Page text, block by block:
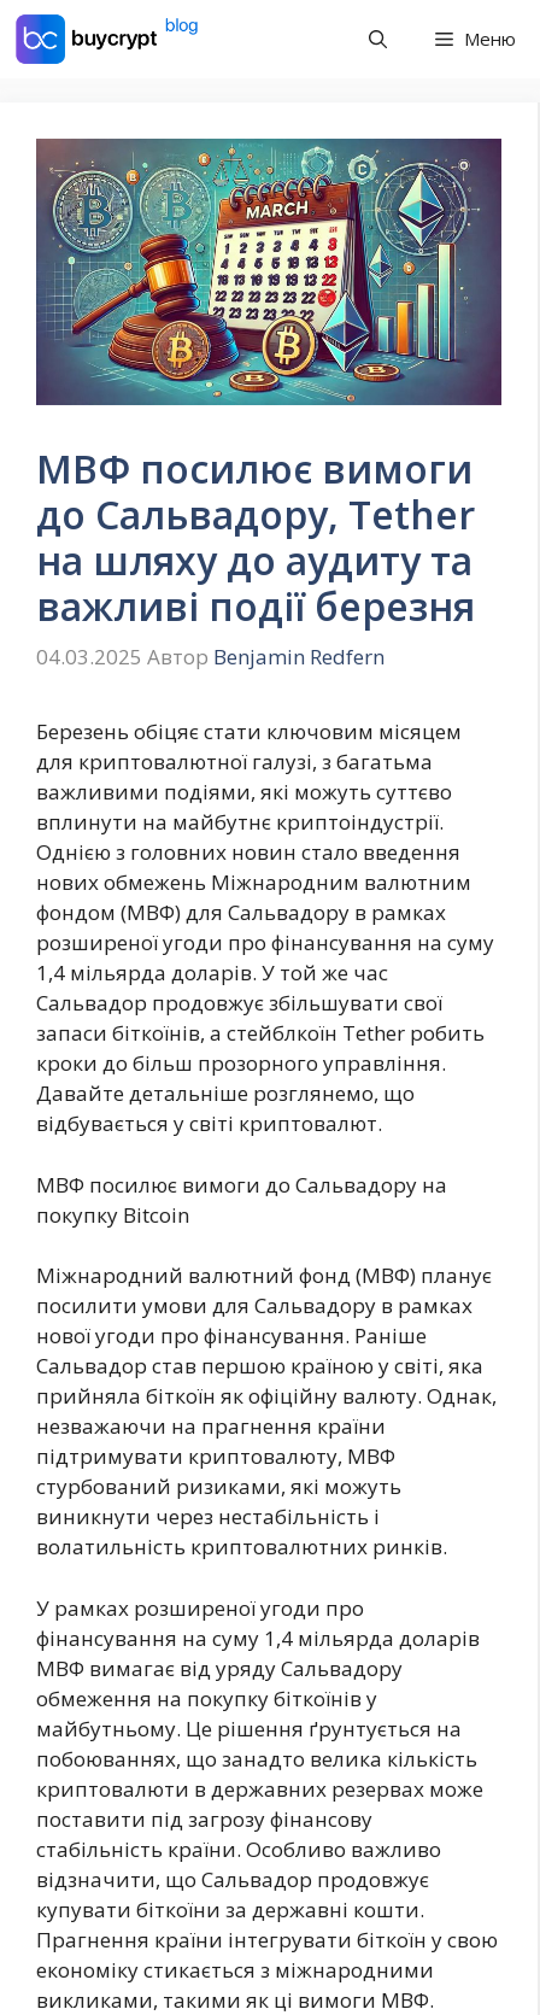
Перейти
до
Меню
МВФ посилює вимоги
до Сальвадору, Tether
на шляху до аудиту та
важливі події березня
04.03.2025 Автор Benjamin Redfern
Березень обіцяє стати ключовим місяцем
для криптовалютної галузі, з багатьма
важливими подіями, які можуть суттєво
вплинути на майбутнє криптоіндустрії.
Однією з головних новин стало введення
нових обмежень Міжнародним валютним
фондом (МВФ) для Сальвадору в рамках
розширеної угоди про фінансування на суму
1,4 мільярда доларів. У той же час
Сальвадор продовжує збільшувати свої
запаси біткоїнів, а стейблкоїн Tether робить
кроки до більш прозорного управління.
Давайте детальніше розглянемо, що
відбувається у світі криптовалют.
МВФ посилює вимоги до Сальвадору на
покупку Bitcoin
Міжнародний валютний фонд (МВФ) планує
посилити умови для Сальвадору в рамках
нової угоди про фінансування. Раніше
Сальвадор став першою країною у світі, яка
прийняла біткоїн як офіційну валюту. Однак,
незважаючи на прагнення країни
підтримувати криптовалюту, МВФ
стурбований ризиками, які можуть
виникнути через нестабільність і
волатильність криптовалютних ринків.
У рамках розширеної угоди про
фінансування на суму 1,4 мільярда доларів
МВФ вимагає від уряду Сальвадору
обмеження на покупку біткоїнів у
майбутньому. Це рішення ґрунтується на
побоюваннях, що занадто велика кількість
криптовалюти в державних резервах може
поставити під загрозу фінансову
стабільність країни. Особливо важливо
відзначити, що Сальвадор продовжує
купувати біткоїни за державні кошти.
Прагнення країни інтегрувати біткоїн у свою
економіку стикається з міжнародними
викликами, такими як ці вимоги МВФ.